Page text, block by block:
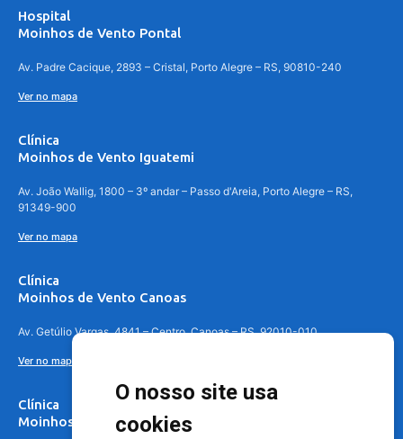
O nosso site usa
cookies
Hospital
Moinhos de Vento Pontal
Av. Padre Cacique, 2893 – Cristal, Porto Alegre – RS, 90810-240
Ver no mapa
Clínica
Moinhos de Vento Iguatemi
Av. João Wallig, 1800 – 3º andar – Passo d'Areia, Porto Alegre – RS,
91349-900
Ver no mapa
Clínica
Moinhos de Vento Canoas
Av. Getúlio Vargas, 4841 – Centro, Canoas – RS, 92010-010
Ver no mapa
Clínica
Moinhos de Vento - Teresópolis